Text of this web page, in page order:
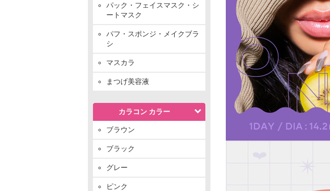
パック・フェイスマスク・シ
ートマスク
パフ・スポンジ・メイクブラ
シ
マスカラ
まつげ美容液
カラコン カラー
ブラウン
ブラック
グレー
ピンク